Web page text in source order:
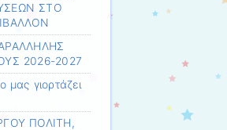
ΣΤΟ
2026-2027
μας γιορτάζει
ΠΟΛΙΤΗ,